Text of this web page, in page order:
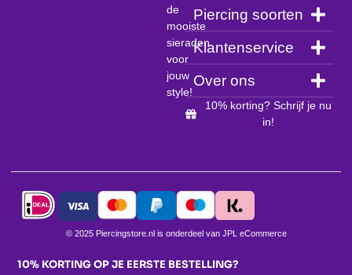
de
mooiste
sieraden
voor
jouw
style!
Piercing soorten
Klantenservice
Over ons
10% korting? Schrijf je nu
in!
© 2025 Piercingstore.nl is onderdeel van JPL eCommerce
10% KORTING OP JE EERSTE BESTELLING?